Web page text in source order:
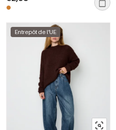
Entrepôt de l'UE